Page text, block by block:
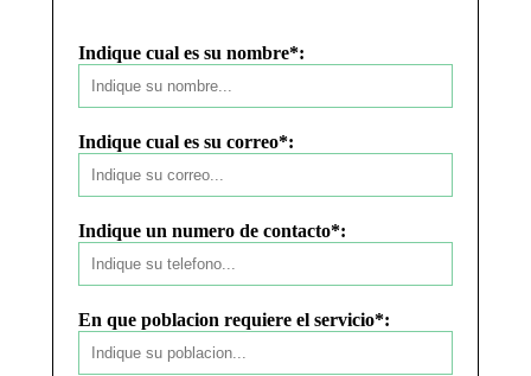
Indique cual es su nombre*:
Indique cual es su correo*:
Indique un numero de contacto*:
En que poblacion requiere el servicio*: